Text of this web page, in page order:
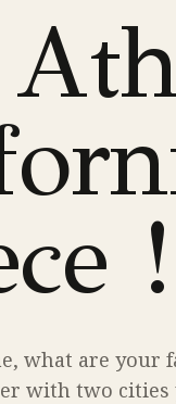
!
what are
with two